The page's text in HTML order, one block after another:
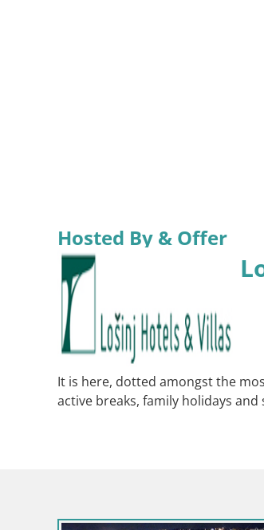
Hosted By & Offer
It is here, dotted amongst the
active breaks, family holidays and